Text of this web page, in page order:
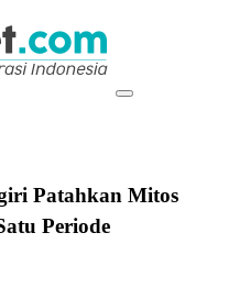
Patahkan Mitos
Periode